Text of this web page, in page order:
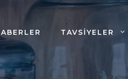
TAVSIYELER